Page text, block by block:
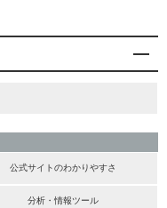
公式サイトのわかりやすさ
分析・情報ツール